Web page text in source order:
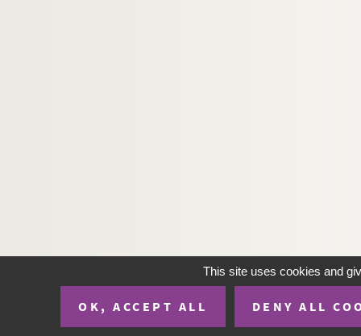
This site uses cookies and
OK, ACCEPT ALL DENY ALL